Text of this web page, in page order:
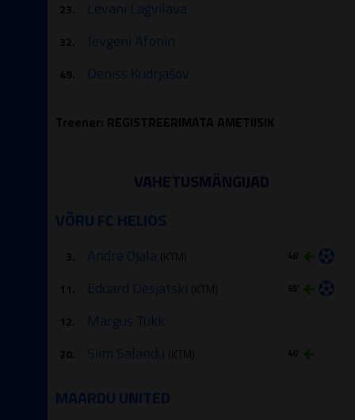
23. Levani Lagvilava
32. Jevgeni Afonin
49. Deniss Kudrjašov
Treener: REGISTREERIMATA AMETIISIK
VAHETUSMÄNGIJAD
VÕRU FC HELIOS
3. 46′
Andre Ojala (KTM)
11.
65′
Eduard Desjatski (KTM)
12.
Margus Tukk
20. 46′
Siim Salandu (KTM)
MAARDU UNITED